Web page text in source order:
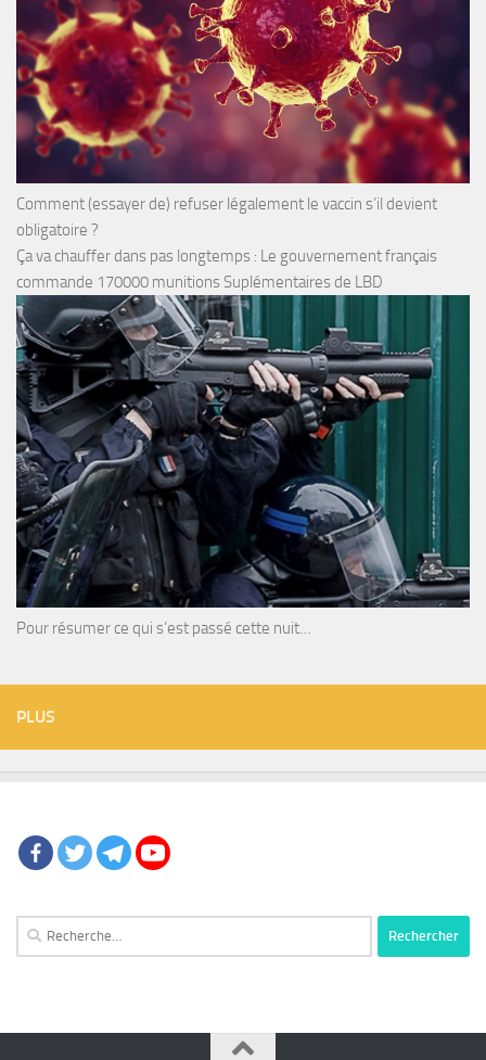
Comment (essayer de) refuser légalement le vaccin s’il devient
obligatoire ?
Ça va chauffer dans pas longtemps : Le gouvernement français
commande 170000 munitions Suplémentaires de LBD
Pour résumer ce qui s’est passé cette nuit…
PLUS
Rechercher :